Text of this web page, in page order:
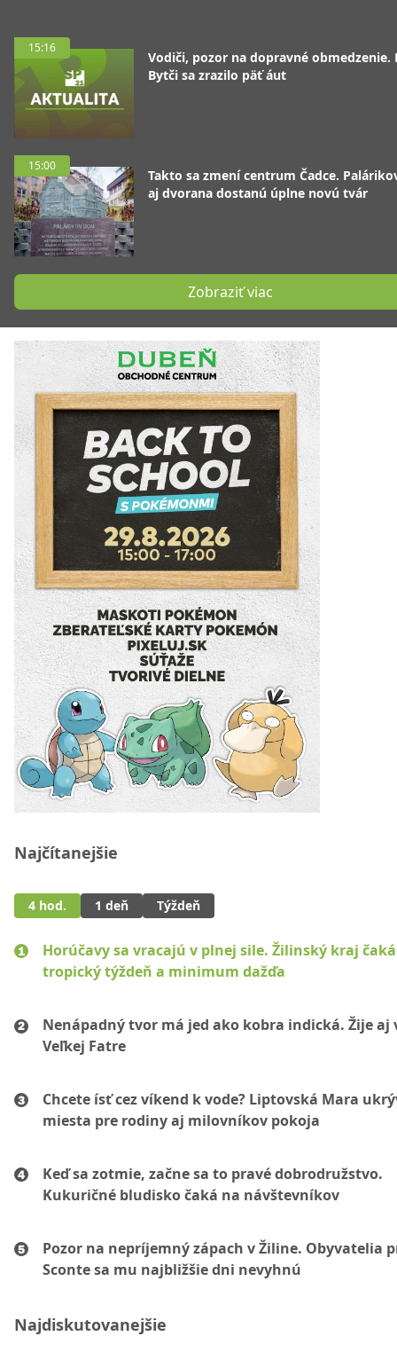
15:16
Vodiči, pozor na dopravné obmedzenie.
Bytči sa zrazilo päť áut
15:00
Takto sa zmení centrum Čadce.
aj dvorana dostanú úplne novú tvár
Zobraziť viac
Najčítanejšie
4 hod. 1 deň Týždeň
Horúčavy sa vracajú v plnej sile. Žilinský kraj čaká
tropický týždeň a minimum dažďa
Nenápadný tvor má jed ako kobra indická. Žije aj
Veľkej Fatre
Chcete ísť cez víkend k vode? Liptovská Mara
miesta pre rodiny aj milovníkov pokoja
Keď sa zotmie, začne sa to pravé dobrodružstvo.
Kukuričné bludisko čaká na návštevníkov
Pozor na nepríjemný zápach v Žiline. Obyvatelia
Sconte sa mu najbližšie dni nevyhnú
Najdiskutovanejšie